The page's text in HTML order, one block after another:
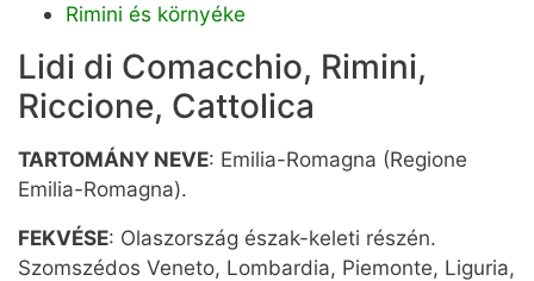
Rimini és környéke
Lidi di Comacchio, Rimini,
Riccione, Cattolica
TARTOMÁNY NEVE: Emilia-Romagna (Regione
Emilia-Romagna).
FEKVÉSE: Olaszország észak-keleti részén.
Szomszédos Veneto, Lombardia, Piemonte, Liguria,